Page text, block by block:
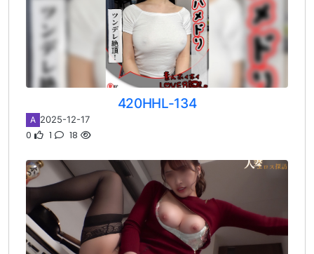
420HHL-134
A 2025-12-17
0 1 18